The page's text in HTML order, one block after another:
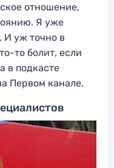
отношение,
Я уже
И уж точно в
то болит, если
в подкасте
Первом канале.